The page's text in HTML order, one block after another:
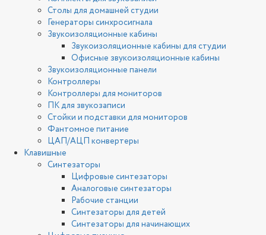
Столы для домашней студии
Генераторы синхросигнала
Звукоизоляционные кабины
Звукоизоляционные кабины для студии
Офисные звукоизоляционные кабины
Звукоизоляционные панели
Контроллеры
Контроллеры для мониторов
ПК для звукозаписи
Стойки и подставки для мониторов
Фантомное питание
ЦАП/АЦП конвертеры
Клавишные
Синтезаторы
Цифровые синтезаторы
Аналоговые синтезаторы
Рабочие станции
Синтезаторы для детей
Синтезаторы для начинающих